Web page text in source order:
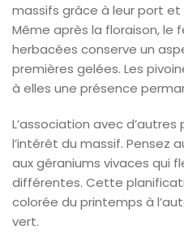
massifs grâce à leur port
Même après la floraison, le
herbacées conserve un
premières gelées. Les
à elles une présence
L’association avec
l’intérêt du massif. Pensez
aux géraniums vivaces qui
différentes. Cette
colorée du printemps à
vert.